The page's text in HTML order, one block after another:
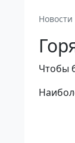
Чтобы